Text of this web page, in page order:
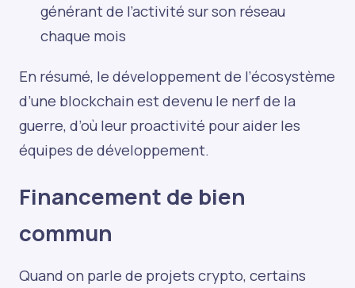
générant de l’activité sur son réseau
chaque mois
En résumé, le développement de l’écosystème
d’une blockchain est devenu le nerf de la
guerre, d’où leur proactivité pour aider les
équipes de développement.
Financement de bien
commun
Quand on parle de projets crypto, certains